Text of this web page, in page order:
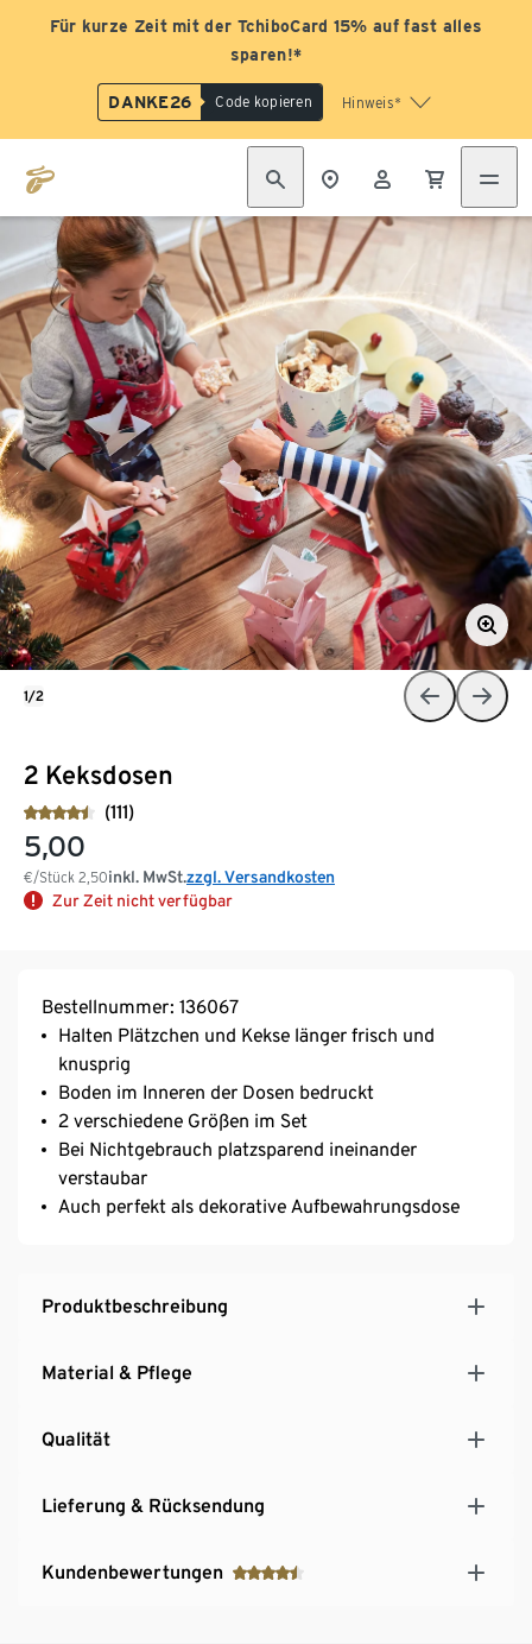
Für kurze Zeit mit der TchiboCard 15% auf fast alles
sparen!*
DANKE26 Code kopieren Hinweis*
2 Keksdosen
(111)
5,00
€/Stück 2,50inkl. MwSt.zzgl. Versandkosten
Zur Zeit nicht verfügbar
1/2
Bestellnummer: 136067
Halten Plätzchen und Kekse länger frisch und
knusprig
Boden im Inneren der Dosen bedruckt
2 verschiedene Größen im Set
Bei Nichtgebrauch platzsparend ineinander
verstaubar
Auch perfekt als dekorative Aufbewahrungsdose
Produktbeschreibung
Material & Pflege
Qualität
Lieferung & Rücksendung
Kundenbewertungen